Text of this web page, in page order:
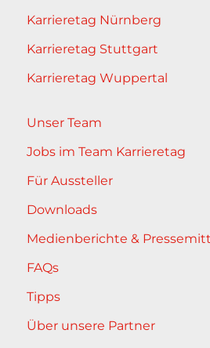
Karrieretag Nürnberg
Karrieretag Stuttgart
Karrieretag Wuppertal
Unser Team
Jobs im Team Karrieretag
Für Aussteller
Downloads
Medienberichte &
FAQs
Tipps
Über unsere Partner